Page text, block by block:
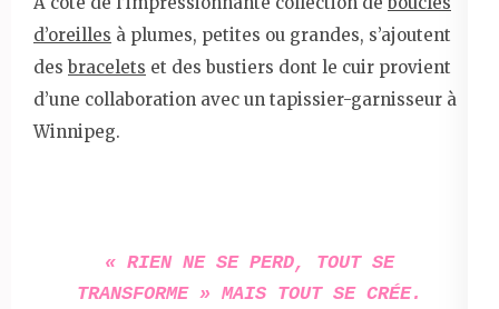
d’oreilles à plumes, petites ou grandes, s’ajoutent
desbracelets et des bustiers dont le cuir provient
d’une collaboration avec un tapissier-garnisseur à
Winnipeg.
« RIEN NE SE PERD, TOUT SE
TRANSFORME » MAIS TOUT SE CRÉE.